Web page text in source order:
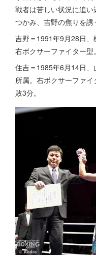
戦者は苦しい状況に追
つかみ、吉野の焦りを誘
吉野＝1991年9月28日、
右ボクサーファイター型
住吉＝1985年6月14日、
所属。右ボクサーファ
敗3分。